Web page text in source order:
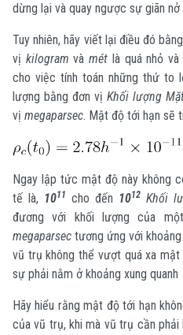
dừng lại và quay ngược sự giãn
Tuy nhiên, hãy viết lại điều đó
vị kilogram vàmét là quá nhỏ
cho việc tính toán những thứ to
lượng bằng đơn vị Khối lượng
vị megaparsec. Mật độ tới hạn sẽ
Ngay lập tức mật độ này không
tế là, 1011 cho đến 1012 Khối
đương với khối lượng của
megaparsec tương ứng với
vũ trụ không thể vượt quá xa
sự phải nằm ở khoảng xung quanh
Hãy hiểu rằng mật độ tới hạn
của vũ trụ, khi mà vũ trụ cần phải